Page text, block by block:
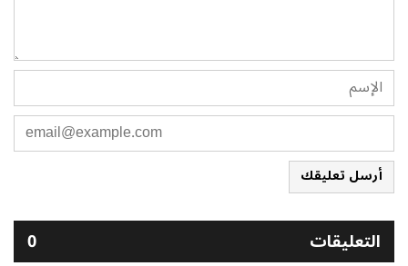
أرسل تعليقك
التعليقات 0